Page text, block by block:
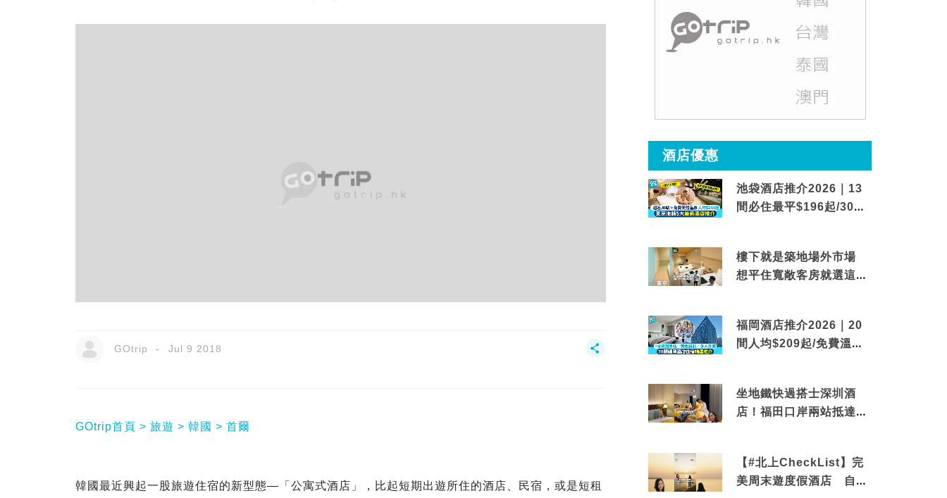
GOtrip Jul 9 2018
GOtrip首頁 旅遊 韓國 首爾
韓國最近興起一股旅遊住宿的新型態—「公寓式酒店」，比起短期出遊所住的酒店、民宿，或是短租
酒店優惠
池袋酒店推介2026｜13
間必住最平$196起/30秒
樓下就是築地場外市場
想平住寬敞客房就選這間
福岡酒店推介2026｜20
間人均$209起/免費溫泉/
坐地鐵快過搭士深圳酒
店！福田口岸兩站抵達
【#北上CheckList】完
美周末遊度假酒店 自帶